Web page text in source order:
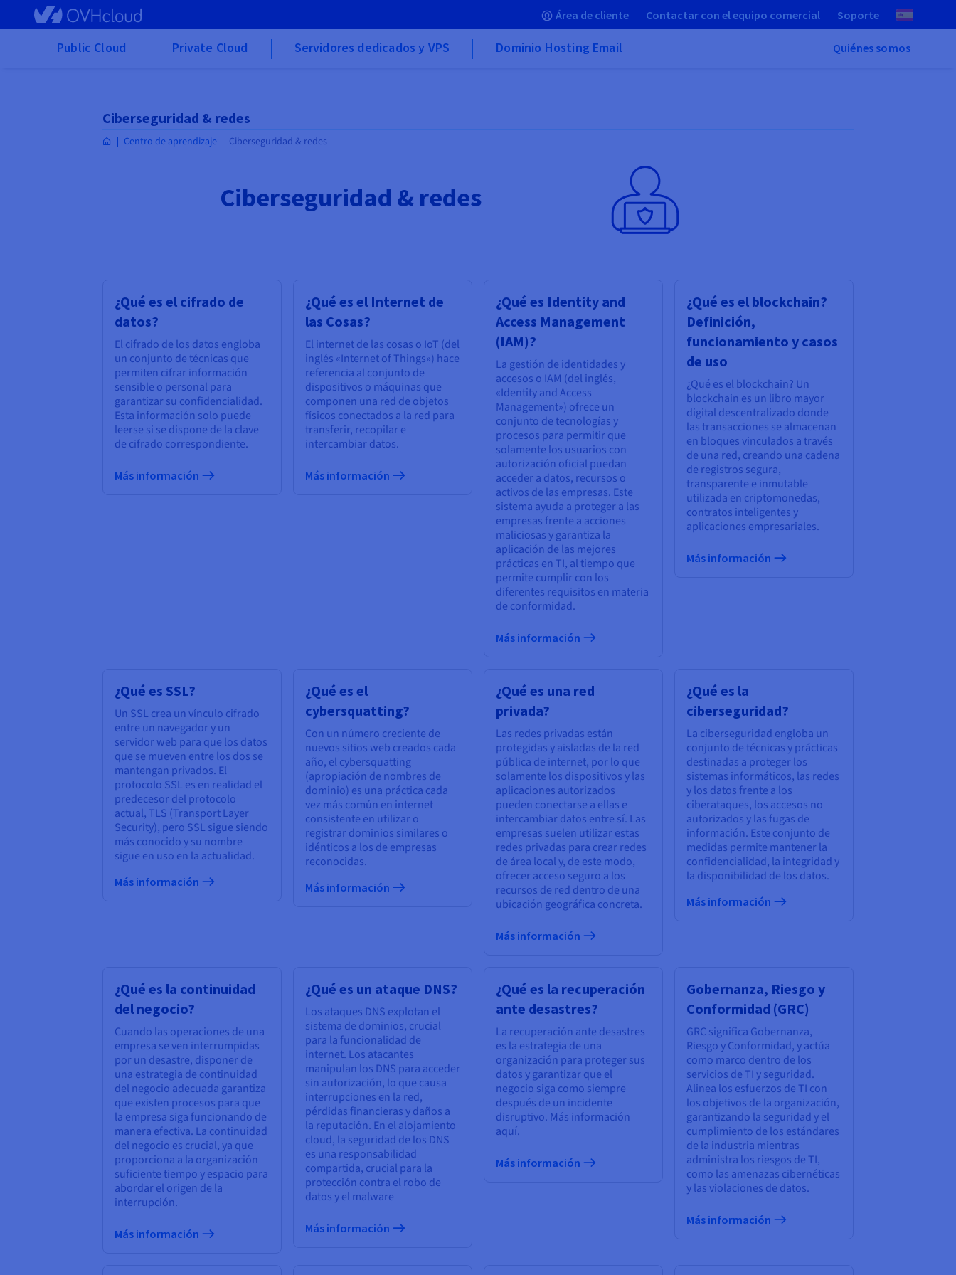
Skip to main content Área de cliente Contactar con el equipo comercial Soporte
Public Cloud Private Cloud Servidores dedicados y VPS Dominio Hosting Email Quiénes somos
Ciberseguridad & redes
Centro de aprendizaje Ciberseguridad & redes
Ciberseguridad & redes
¿Qué es el cifrado de
datos?
El cifrado de los datos engloba
un conjunto de técnicas que
permiten cifrar información
sensible o personal para
garantizar su confidencialidad.
Esta información solo puede
leerse si se dispone de la clave
de cifrado correspondiente.
Más información
¿Qué es el Internet de
las Cosas?
El internet de las cosas o IoT (del
inglés «Internet of Things») hace
referencia al conjunto de
dispositivos o máquinas que
componen una red de objetos
físicos conectados a la red para
transferir, recopilar e
intercambiar datos.
Más información
¿Qué es Identity and
Access Management
(IAM)?
La gestión de identidades y
accesos o IAM (del inglés,
«Identity and Access
Management») ofrece un
conjunto de tecnologías y
procesos para permitir que
solamente los usuarios con
autorización oficial puedan
acceder a datos, recursos o
activos de las empresas. Este
sistema ayuda a proteger a las
empresas frente a acciones
maliciosas y garantiza la
aplicación de las mejores
prácticas en TI, al tiempo que
permite cumplir con los
diferentes requisitos en materia
de conformidad.
Más información
¿Qué es el blockchain?
Definición,
funcionamiento y casos
de uso
¿Qué es el blockchain? Un
blockchain es un libro mayor
digital descentralizado donde
las transacciones se almacenan
en bloques vinculados a través
de una red, creando una cadena
de registros segura,
transparente e inmutable
utilizada en criptomonedas,
contratos inteligentes y
aplicaciones empresariales.
Más información
¿Qué es SSL?
Un SSL crea un vínculo cifrado
entre un navegador y un
servidor web para que los datos
que se mueven entre los dos se
mantengan privados. El
protocolo SSL es en realidad el
predecesor del protocolo
actual, TLS (Transport Layer
Security), pero SSL sigue siendo
más conocido y su nombre
sigue en uso en la actualidad.
Más información
¿Qué es el
cybersquatting?
Con un número creciente de
nuevos sitios web creados cada
año, el cybersquatting
(apropiación de nombres de
dominio) es una práctica cada
vez más común en internet
consistente en utilizar o
registrar dominios similares o
idénticos a los de empresas
reconocidas.
Más información
¿Qué es una red
privada?
Las redes privadas están
protegidas y aisladas de la red
pública de internet, por lo que
solamente los dispositivos y las
aplicaciones autorizados
pueden conectarse a ellas e
intercambiar datos entre sí. Las
empresas suelen utilizar estas
redes privadas para crear redes
de área local y, de este modo,
ofrecer acceso seguro a los
recursos de red dentro de una
ubicación geográfica concreta.
Más información
¿Qué es la
ciberseguridad?
La ciberseguridad engloba un
conjunto de técnicas y prácticas
destinadas a proteger los
sistemas informáticos, las redes
y los datos frente a los
ciberataques, los accesos no
autorizados y las fugas de
información. Este conjunto de
medidas permite mantener la
confidencialidad, la integridad y
la disponibilidad de los datos.
Más información
¿Qué es la continuidad
del negocio?
Cuando las operaciones de una
empresa se ven interrumpidas
por un desastre, disponer de
una estrategia de continuidad
del negocio adecuada garantiza
que existen procesos para que
la empresa siga funcionando de
manera efectiva. La continuidad
del negocio es crucial, ya que
proporciona a la organización
suficiente tiempo y espacio para
abordar el origen de la
interrupción.
Más información
¿Qué es un ataque DNS?
Los ataques DNS explotan el
sistema de dominios, crucial
para la funcionalidad de
internet. Los atacantes
manipulan los DNS para acceder
sin autorización, lo que causa
interrupciones en la red,
pérdidas financieras y daños a
la reputación. En el alojamiento
cloud, la seguridad de los DNS
es una responsabilidad
compartida, crucial para la
protección contra el robo de
datos y el malware
Más información
¿Qué es la recuperación
ante desastres?
La recuperación ante desastres
es la estrategia de una
organización para proteger sus
datos y garantizar que el
negocio siga como siempre
después de un incidente
disruptivo. Más información
aquí.
Más información
Gobernanza, Riesgo y
Conformidad (GRC)
GRC significa Gobernanza,
Riesgo y Conformidad, y actúa
como marco dentro de los
servicios de TI y seguridad.
Alinea los esfuerzos de TI con
los objetivos de la organización,
garantizando la seguridad y el
cumplimiento de los estándares
de la industria mientras
administra los riesgos de TI,
como las amenazas cibernéticas
y las violaciones de datos.
Más información